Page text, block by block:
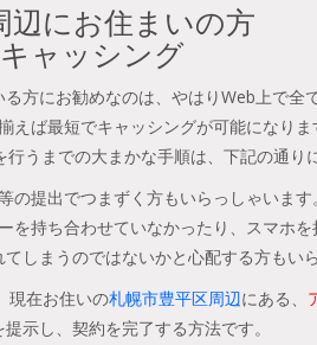
辺にお住まいの方
ャッシング
方にお勧めなのは、やはりWeb上で全
ば最短でキャッシングが可能になりま
うまでの大まかな手順は、下記の通り
の提出でつまずく方もいらっしゃいます。
持ち合わせていなかったり、スマホを
しまうのではないかと心配する方もい
現在お住いの札幌市豊平区周辺にある、
示し、契約を完了する方法です。